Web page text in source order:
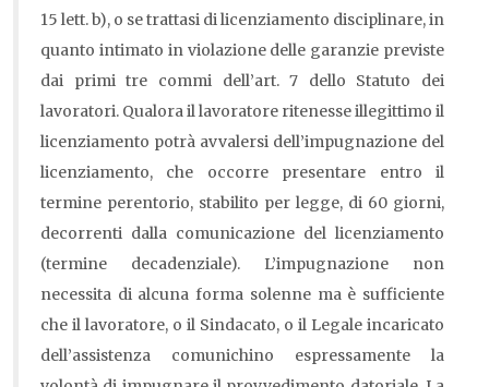
15 lett. b), o se trattasi di licenziamento disciplinare, in
quanto intimato in violazione delle garanzie previste
dai primi tre commi dell’art. 7 dello Statuto dei
lavoratori. Qualora il lavoratore ritenesse illegittimo il
licenziamento potrà avvalersi dell’impugnazione del
licenziamento, che occorre presentare entro il
termine perentorio, stabilito per legge, di 60 giorni,
decorrenti dalla comunicazione del licenziamento
(termine decadenziale). L’impugnazione non
necessita di alcuna forma solenne ma è sufficiente
che il lavoratore, o il Sindacato, o il Legale incaricato
dell’assistenza comunichino espressamente la